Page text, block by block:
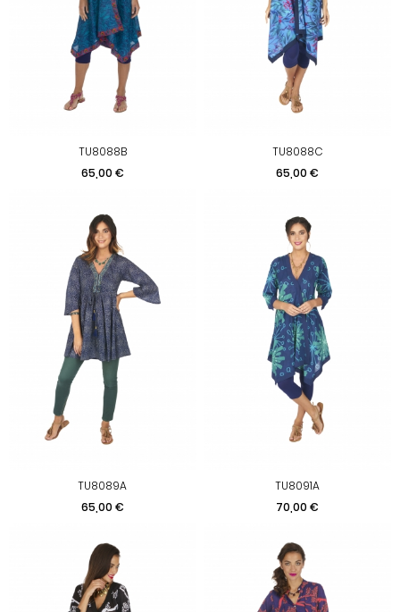
TU8088B
Prix
65,00 €
TU8088C
Prix
65,00 €
TU8089A
Prix
65,00 €
TU8091A
Prix
70,00 €